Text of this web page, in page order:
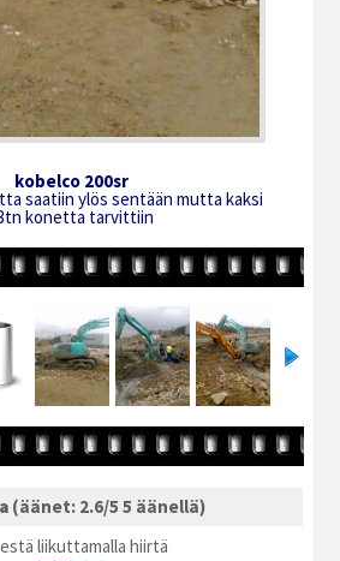
kobelco 200sr
saatiin ylös sentään mutta kaksi
konetta tarvittiin
(äänet: 2.6/5 5 äänellä)
liikuttamalla hiirtä